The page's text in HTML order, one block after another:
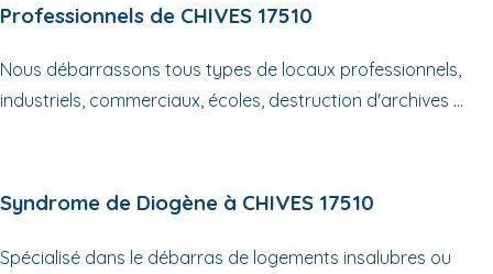
Professionnels de CHIVES 17510
Nous débarrassons tous types de locaux professionnels,
industriels, commerciaux, écoles, destruction d'archives ...
Syndrome de Diogène à CHIVES 17510
Spécialisé dans le débarras de logements insalubres ou